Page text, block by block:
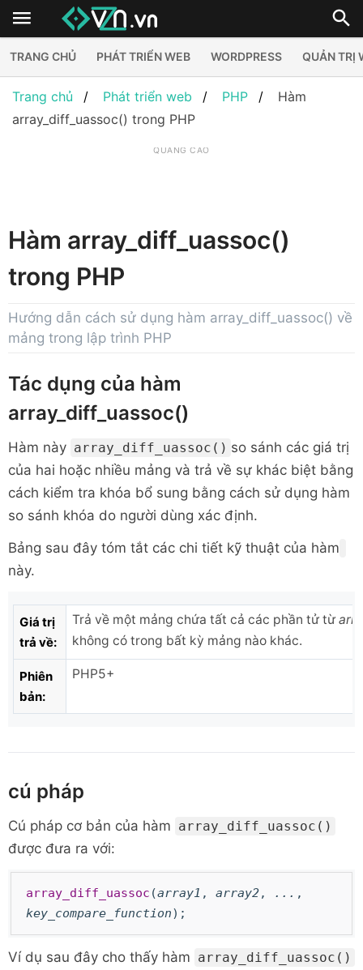
TRANG CHỦ PHÁT TRIỂN WEB WORDPRESS QUẢN TRỊ
Trang chủ Phát triển web PHP
Hàm
array_diff_uassoc() trong PHP
QUẢNG CÁO
Hàm array_diff_uassoc()
trong PHP
Hướng dẫn cách sử dụng hàm array_diff_uassoc() về
mảng trong lập trình PHP
Tác dụng của hàm
array_diff_uassoc()
Hàm này array_diff_uassoc() so sánh các giá trị
của hai hoặc nhiều mảng và trả về sự khác biệt bằng
cách kiểm tra khóa bổ sung bằng cách sử dụng hàm
so sánh khóa do người dùng xác định.
Bảng sau đây tóm tắt các chi tiết kỹ thuật của hàm
này.
Giá trị
trả về:
Trả về một mảng chứa tất cả các phần tử từ
không có trong bất kỳ mảng nào khác.
Phiên
bản:
PHP5+
cú pháp
Cú pháp cơ bản của hàm array_diff_uassoc()
được đưa ra với:
array_diff_uassoc (array1 , array2, ... ,
key_compare_function);
Ví dụ sau đây cho thấy hàm array_diff_uassoc()